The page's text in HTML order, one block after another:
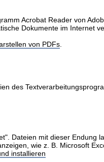
Acrobat Reader von
Dokumente im Internet
von PDFs.
des
Dateien mit dieser Endung
wie z. B. Microsoft
installieren